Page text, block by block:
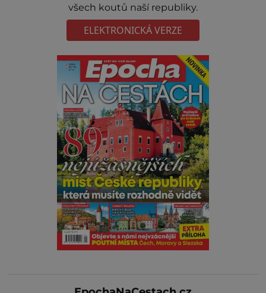
všech koutů naší republiky.
ELEKTRONICKÁ VERZE